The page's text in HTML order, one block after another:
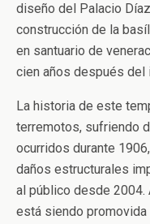
diseño del Palacio
construcción de la
en santuario de
cien años después del
La historia de este
terremotos, sufriendo
ocurridos durante
daños estructurales
al público desde 2004.
está siendo promovida